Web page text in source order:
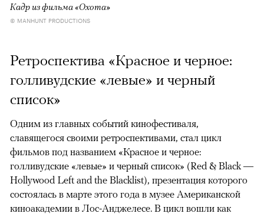
Кадр из фильма «Охота»
© MANHUNT PRODUCTIONS
Ретроспектива «Красное и черное:
голливудские «левые» и черный
список»
Одним из главных событий кинофестиваля,
славящегося своими ретроспективами, стал цикл
фильмов под названием «Красное и черное:
голливудские «левые» и черный список» (Red & Black —
Hollywood Left and the Blacklist), презентация которого
состоялась в марте этого года в музее Американской
киноакадемии в Лос-Анджелесе. В цикл вошли как